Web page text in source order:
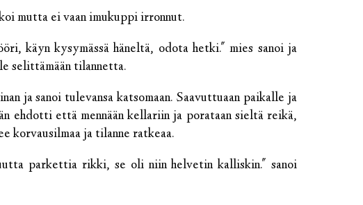
mutta ei vaan imukuppi irronnut.
käyn kysymässä häneltä, odota hetki." mies sanoi ja
selittämään tilannetta.
ja sanoi tulevansa katsomaan. Saavuttuaan paikalle ja
ehdotti että mennään kellariin ja porataan sieltä reikä,
korvausilmaa ja tilanne ratkeaa.
parkettia rikki, se oli niin helvetin kalliskin." sanoi